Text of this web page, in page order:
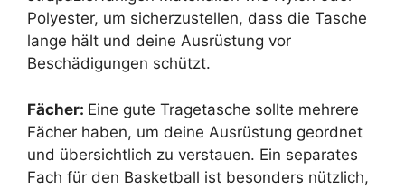
Polyester, um sicherzustellen, dass die Tasche
lange hält und deine Ausrüstung vor
Beschädigungen schützt.
Fächer: Eine gute Tragetasche sollte mehrere
Fächer haben, um deine Ausrüstung geordnet
und übersichtlich zu verstauen. Ein separates
Fach für den Basketball ist besonders nützlich,